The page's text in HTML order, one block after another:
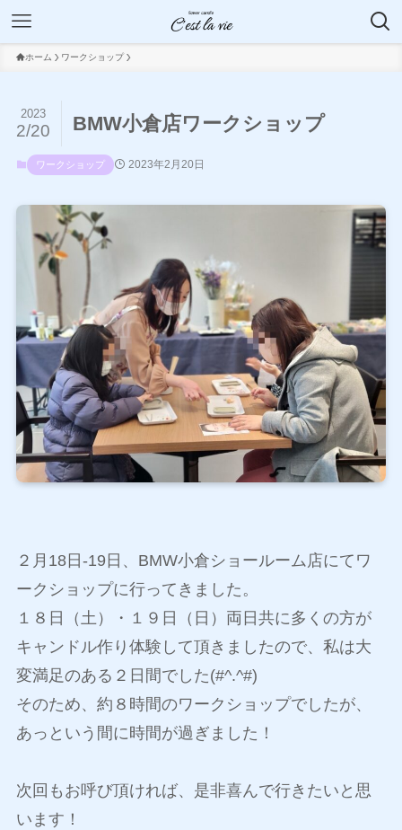
ホーム ワークショップ
BMW小倉店ワークショップ
2023
2/20
ワークショップ 2023年2月20日
２月18日-19日、BMW小倉ショールーム店にてワ
ークショップに行ってきました。
１８日（土）・１９日（日）両日共に多くの方が
キャンドル作り体験して頂きましたので、私は大
変満足のある２日間でした(#^.^#)
そのため、約８時間のワークショップでしたが、
あっという間に時間が過ぎました！
次回もお呼び頂ければ、是非喜んで行きたいと思
います！